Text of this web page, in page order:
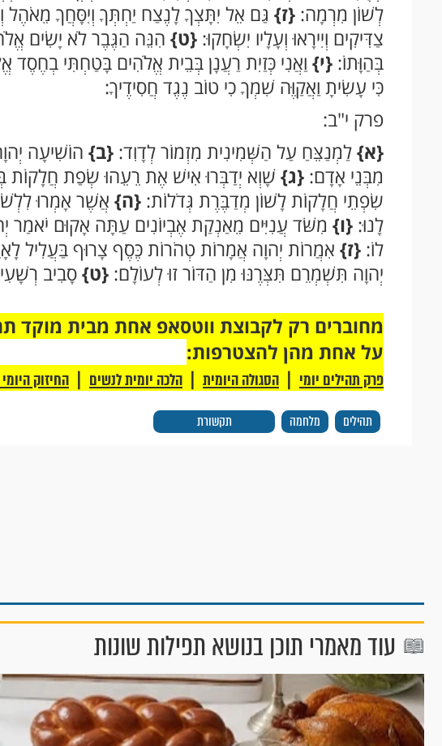
לְשׁוֹן מִרְמָה: {ז} גַּם אֵל יִתָּצְךָ לָנֶצַח יַחְתְּךָ וְיִסָּחֲךָ
צַדִּיקִים וְיִירָאוּ וְעָלָיו יִשְׂחָקוּ: {ט} הִנֵּה הַגֶּבֶר לֹא יָשִׂים
בְּהַוָּתוֹ: {י} וַאֲנִי כְּזַיִת רַעֲנָן בְּבֵית אֱלֹהִים בָּטַחְתִּי בְחֶסֶד
כִּי עָשִׂיתָ וַאֲקַוֶּה שִׁמְךָ כִי טוֹב נֶגֶד חֲסִידֶיךָ:
פרק י"ב:
{א}לַמְנַצֵּחַ עַל הַשְּׁמִינִית מִזְמוֹר לְדָוִד: {ב} הוֹשִׁיעָה
מִבְּנֵי אָדָם: {ג}שָׁוְא יְדַבְּרוּ אִישׁ אֶת רֵעֵהוּ שְׂפַת חֲלָקוֹת
שִׂפְתֵי חֲלָקוֹת לָשׁוֹן מְדַבֶּרֶת גְּדֹלוֹת: {ה} אֲשֶׁר אָמְרוּ
לָנוּ: {ו} מִשֹּׁד עֲנִיִּים מֵאַנְקַת אֶבְיוֹנִים עַתָּה אָקוּם יֹאמַר
לוֹ: {ז} אִמֲרוֹת יְהוָה אֲמָרוֹת טְהֹרוֹת כֶּסֶף צָרוּף בַּעֲלִיל
יְהוָה תִּשְׁמְרֵם תִּצְּרֶנּוּ מִן הַדּוֹר זוּ לְעוֹלָם: {ט}סָבִיב
תהילים מלחמה תקשורת
על אחת מהן להצטרפות:
פרק תהילים יומי | הסגולה היומית | הלכה יומית לנשים | החיזוק
עוד מאמרי תוכן בנושא תפילות שונות